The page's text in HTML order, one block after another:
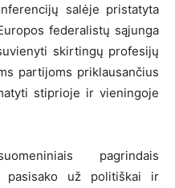
salėje pristatyta
federalistų sąjunga
skirtingų profesijų
partijoms priklausančius
stiprioje ir vieningoje
pagrindais
pasisako už politiškai ir